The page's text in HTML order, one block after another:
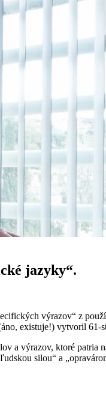
jazyky“.
výrazov“ z
existuje!) vytvoril
a výrazov, ktoré patria
silou“ a